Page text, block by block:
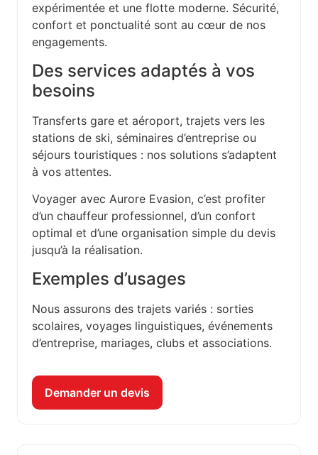
expérimentée et une flotte moderne. Sécurité,
confort et ponctualité sont au cœur de nos
engagements.
Des services adaptés à vos
besoins
Transferts gare et aéroport, trajets vers les
stations de ski, séminaires d’entreprise ou
séjours touristiques : nos solutions s’adaptent
à vos attentes.
Voyager avec Aurore Evasion, c’est profiter
d’un chauffeur professionnel, d’un confort
optimal et d’une organisation simple du devis
jusqu’à la réalisation.
Exemples d’usages
Nous assurons des trajets variés : sorties
scolaires, voyages linguistiques, événements
d’entreprise, mariages, clubs et associations.
Demander un devis